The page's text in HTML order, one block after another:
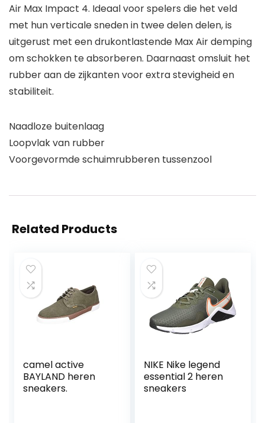
Air Max Impact 4. Ideaal voor spelers die het veld
met hun verticale sneden in twee delen delen, is
uitgerust met een drukontlastende Max Air demping
om schokken te absorberen. Daarnaast omsluit het
rubber aan de zijkanten voor extra stevigheid en
stabiliteit.
Naadloze buitenlaag
Loopvlak van rubber
Voorgevormde schuimrubberen tussenzool
Related Products
camel active
BAYLAND heren
sneakers.
NIKE Nike legend
essential 2 heren
sneakers